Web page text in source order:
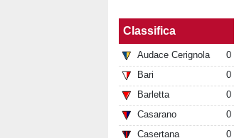
Classifica
Audace Cerignola
0
Bari
0
Barletta
0
Casarano
0
Casertana
0